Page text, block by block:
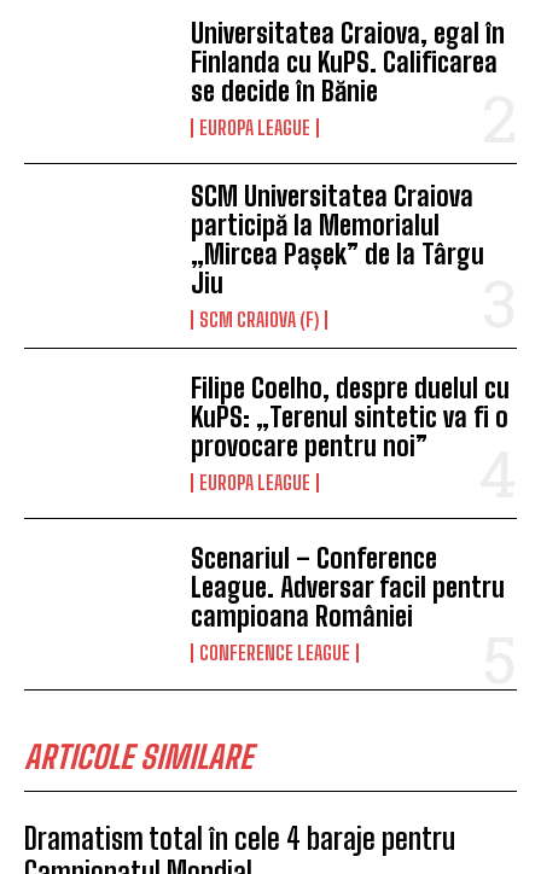
Universitatea Craiova, egal în
Finlanda cu KuPS. Calificarea
se decide în Bănie
EUROPA LEAGUE
SCM Universitatea Craiova
participă la Memorialul
„Mircea Pașek” de la Târgu
Jiu
SCM CRAIOVA (F)
Filipe Coelho, despre duelul cu
KuPS: „Terenul sintetic va fi o
provocare pentru noi”
EUROPA LEAGUE
Scenariul – Conference
League. Adversar facil pentru
campioana României
CONFERENCE LEAGUE
ARTICOLE SIMILARE
Dramatism total în cele 4 baraje pentru